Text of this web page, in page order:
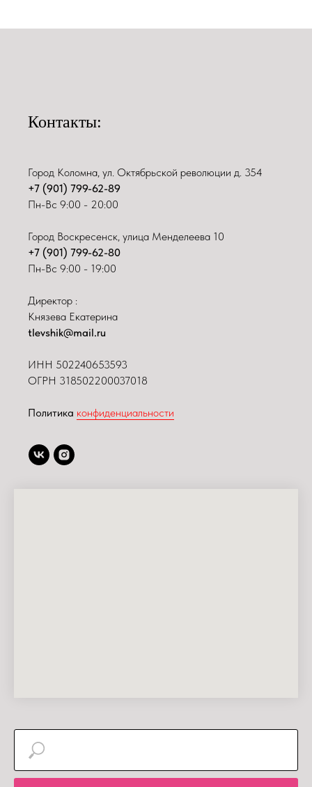
Контакты:
Город Коломна, ул. Октябрьской революции д. 354
+7 (901) 799-62-89
Пн-Вс 9:00 - 20:00
Город Воскресенск, улица Менделеева 10
+7 (901) 799-62-80
Пн-Вс 9:00 - 19:00
Директор :
Князева Екатерина
tlevshik@mail.ru
ИНН 502240653593
ОГРН 318502200037018
Политика конфиденциальности